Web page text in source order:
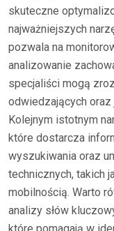
skuteczne
najważniejszych
pozwala na
analizowanie
specjaliści mogą
odwiedzających oraz
Kolejnym istotnym
które dostarcza
wyszukiwania oraz
technicznych, takich
mobilnością. Warto
analizy słów